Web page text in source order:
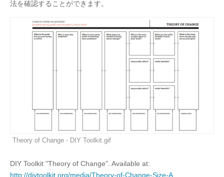
法を確認することができます。
Theory of Change - DIY Toolkit.gif
DIY Toolkit "Theory of Change". Available at:
http://diytoolkit.org/media/Theory-of-Change-Size-A...